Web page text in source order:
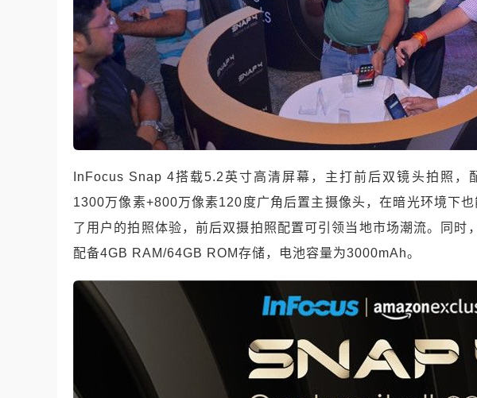
InFocus Snap 4搭载5.2英寸高清屏幕，主打前后双镜头拍照，
1300万像素+800万像素120度广角后置主摄像头，在暗光环境下
了用户的拍照体验，前后双摄拍照配置可引领当地市场潮流。同时
配备4GB RAM/64GB ROM存储，电池容量为3000mAh。